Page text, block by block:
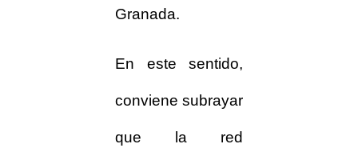
Granada.
En este sentido,
conviene subrayar
que la red